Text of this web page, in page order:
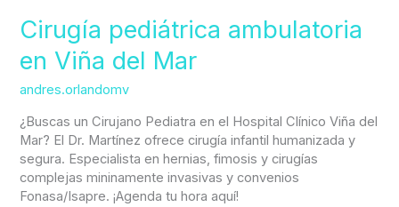
Cirugía pediátrica ambulatoria
en Viña del Mar
andres.orlandomv
¿Buscas un Cirujano Pediatra en el Hospital Clínico Viña del
Mar? El Dr. Martínez ofrece cirugía infantil humanizada y
segura. Especialista en hernias, fimosis y cirugías
complejas mininamente invasivas y convenios
Fonasa/Isapre. ¡Agenda tu hora aquí!
ambulatoria
en
Viña
Mar